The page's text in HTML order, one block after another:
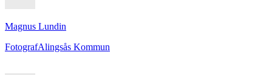
Magnus Lundin
FotografAlingsås Kommun